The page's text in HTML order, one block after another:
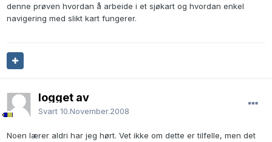
denne prøven hvordan å arbeide i et sjøkart og hvordan enkel
navigering med slikt kart fungerer.
logget av
Svart 10.November.2008
Noen lærer aldri har jeg hørt. Vet ikke om dette er tilfelle, men det